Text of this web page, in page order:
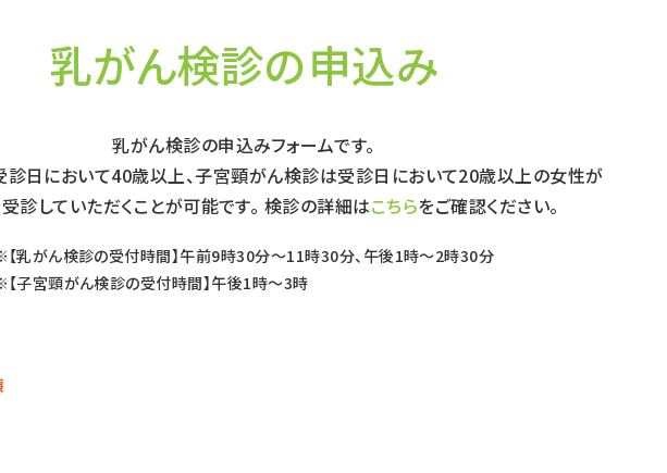
乳がん検診の申込み
乳がん検診の申込みフォームです。
日において40歳以上、子宮頸がん検診は受診日において20歳以上の女性が
診していただくことが可能です。 検診の詳細はこちらをご確認ください。
【乳がん検診の受付時間】午前9時30分～11時30分、午後1時～2時30分
【子宮頸がん検診の受付時間】午後1時～3時